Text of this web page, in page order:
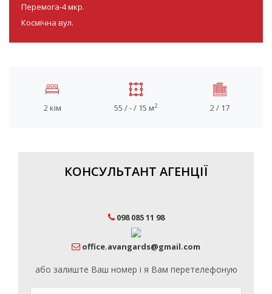
Перемога-4 мкр.
Космічна вул.
2 кім 55 / - / 15 м2 2 / 17
КОНСУЛЬТАНТ АГЕНЦІЇ
098 085 11 98
office.avangards@gmail.com
або залиште Ваш номер і я Вам перетелефоную